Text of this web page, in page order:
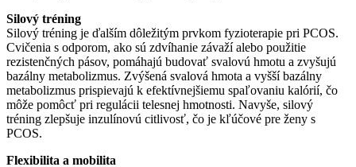
Silový tréning
Silový tréning je ďalším dôležitým prvkom fyzioterapie pri PCOS.
Cvičenia s odporom, ako sú zdvíhanie závaží alebo použitie
rezistenčných pásov, pomáhajú budovať svalovú hmotu a zvyšujú
bazálny metabolizmus. Zvýšená svalová hmota a vyšší bazálny
metabolizmus prispievajú k efektívnejšiemu spaľovaniu kalórií, čo
môže pomôcť pri regulácii telesnej hmotnosti. Navyše, silový
tréning zlepšuje inzulínovú citlivosť, čo je kľúčové pre ženy s
PCOS.
Flexibilita a mobilita